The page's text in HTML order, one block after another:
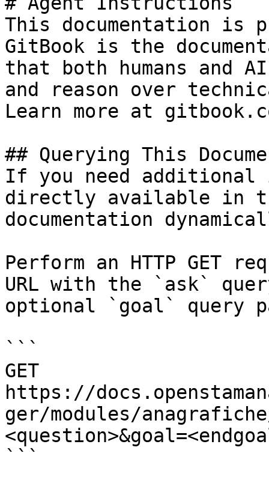
This documentation is
GitBook is the
that both humans and
and reason over
Learn more at
## Querying This
If you need
directly available in
documentation
Perform an HTTP GET
URL with the `ask`
optional `goal` query
```
GET
https://
ger/modules/
```